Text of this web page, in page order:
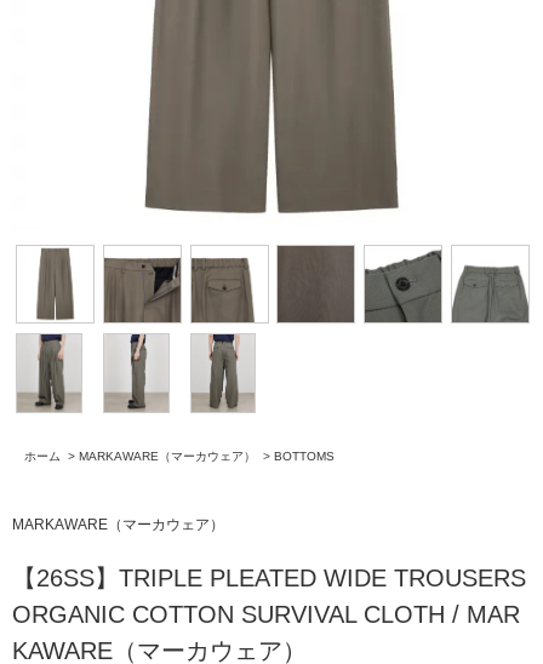
ホーム > MARKAWARE（マーカウェア） > BOTTOMS
MARKAWARE（マーカウェア）
【26SS】TRIPLE PLEATED WIDE TROUSERS
ORGANIC COTTON SURVIVAL CLOTH / MAR
KAWARE（マーカウェア）